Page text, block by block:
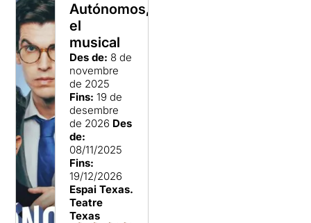
Autónomos,
el
musical
Des de: 8 de
novembre
de 2025
Fins: 19 de
desembre
de 2026 Des
de:
08/11/2025
Fins:
19/12/2026
Espai Texas.
Teatre
Texas